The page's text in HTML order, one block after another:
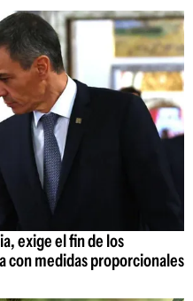
exige el fin de los
con medidas proporcionales